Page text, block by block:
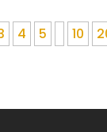
4 5 10